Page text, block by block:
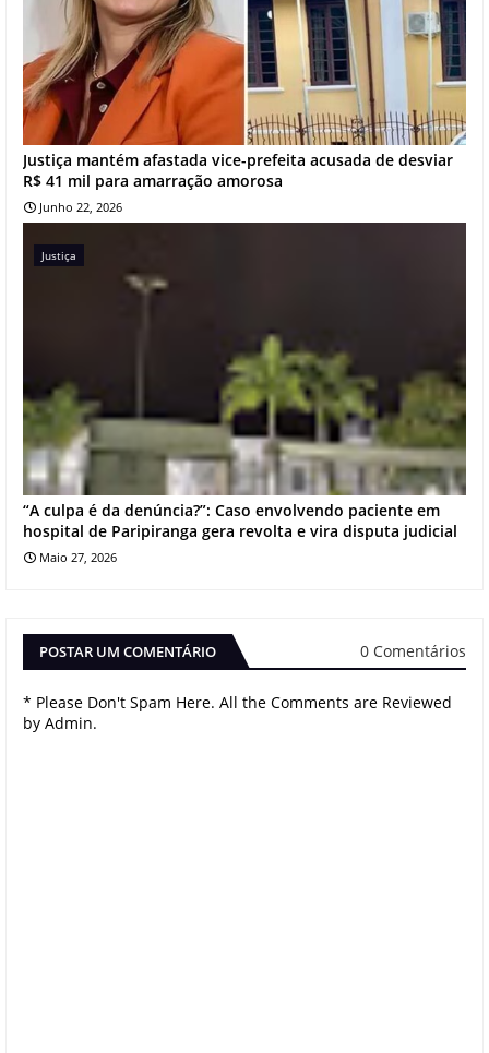
Justiça mantém afastada vice-prefeita acusada de desviar
R$ 41 mil para amarração amorosa
Junho 22, 2026
Justiça
“A culpa é da denúncia?”: Caso envolvendo paciente em
hospital de Paripiranga gera revolta e vira disputa judicial
Maio 27, 2026
POSTAR UM COMENTÁRIO 0 Comentários
* Please Don't Spam Here. All the Comments are Reviewed
by Admin.